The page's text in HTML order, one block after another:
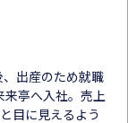
出産のため就職
来亭へ入社。売上
目に見えるよう